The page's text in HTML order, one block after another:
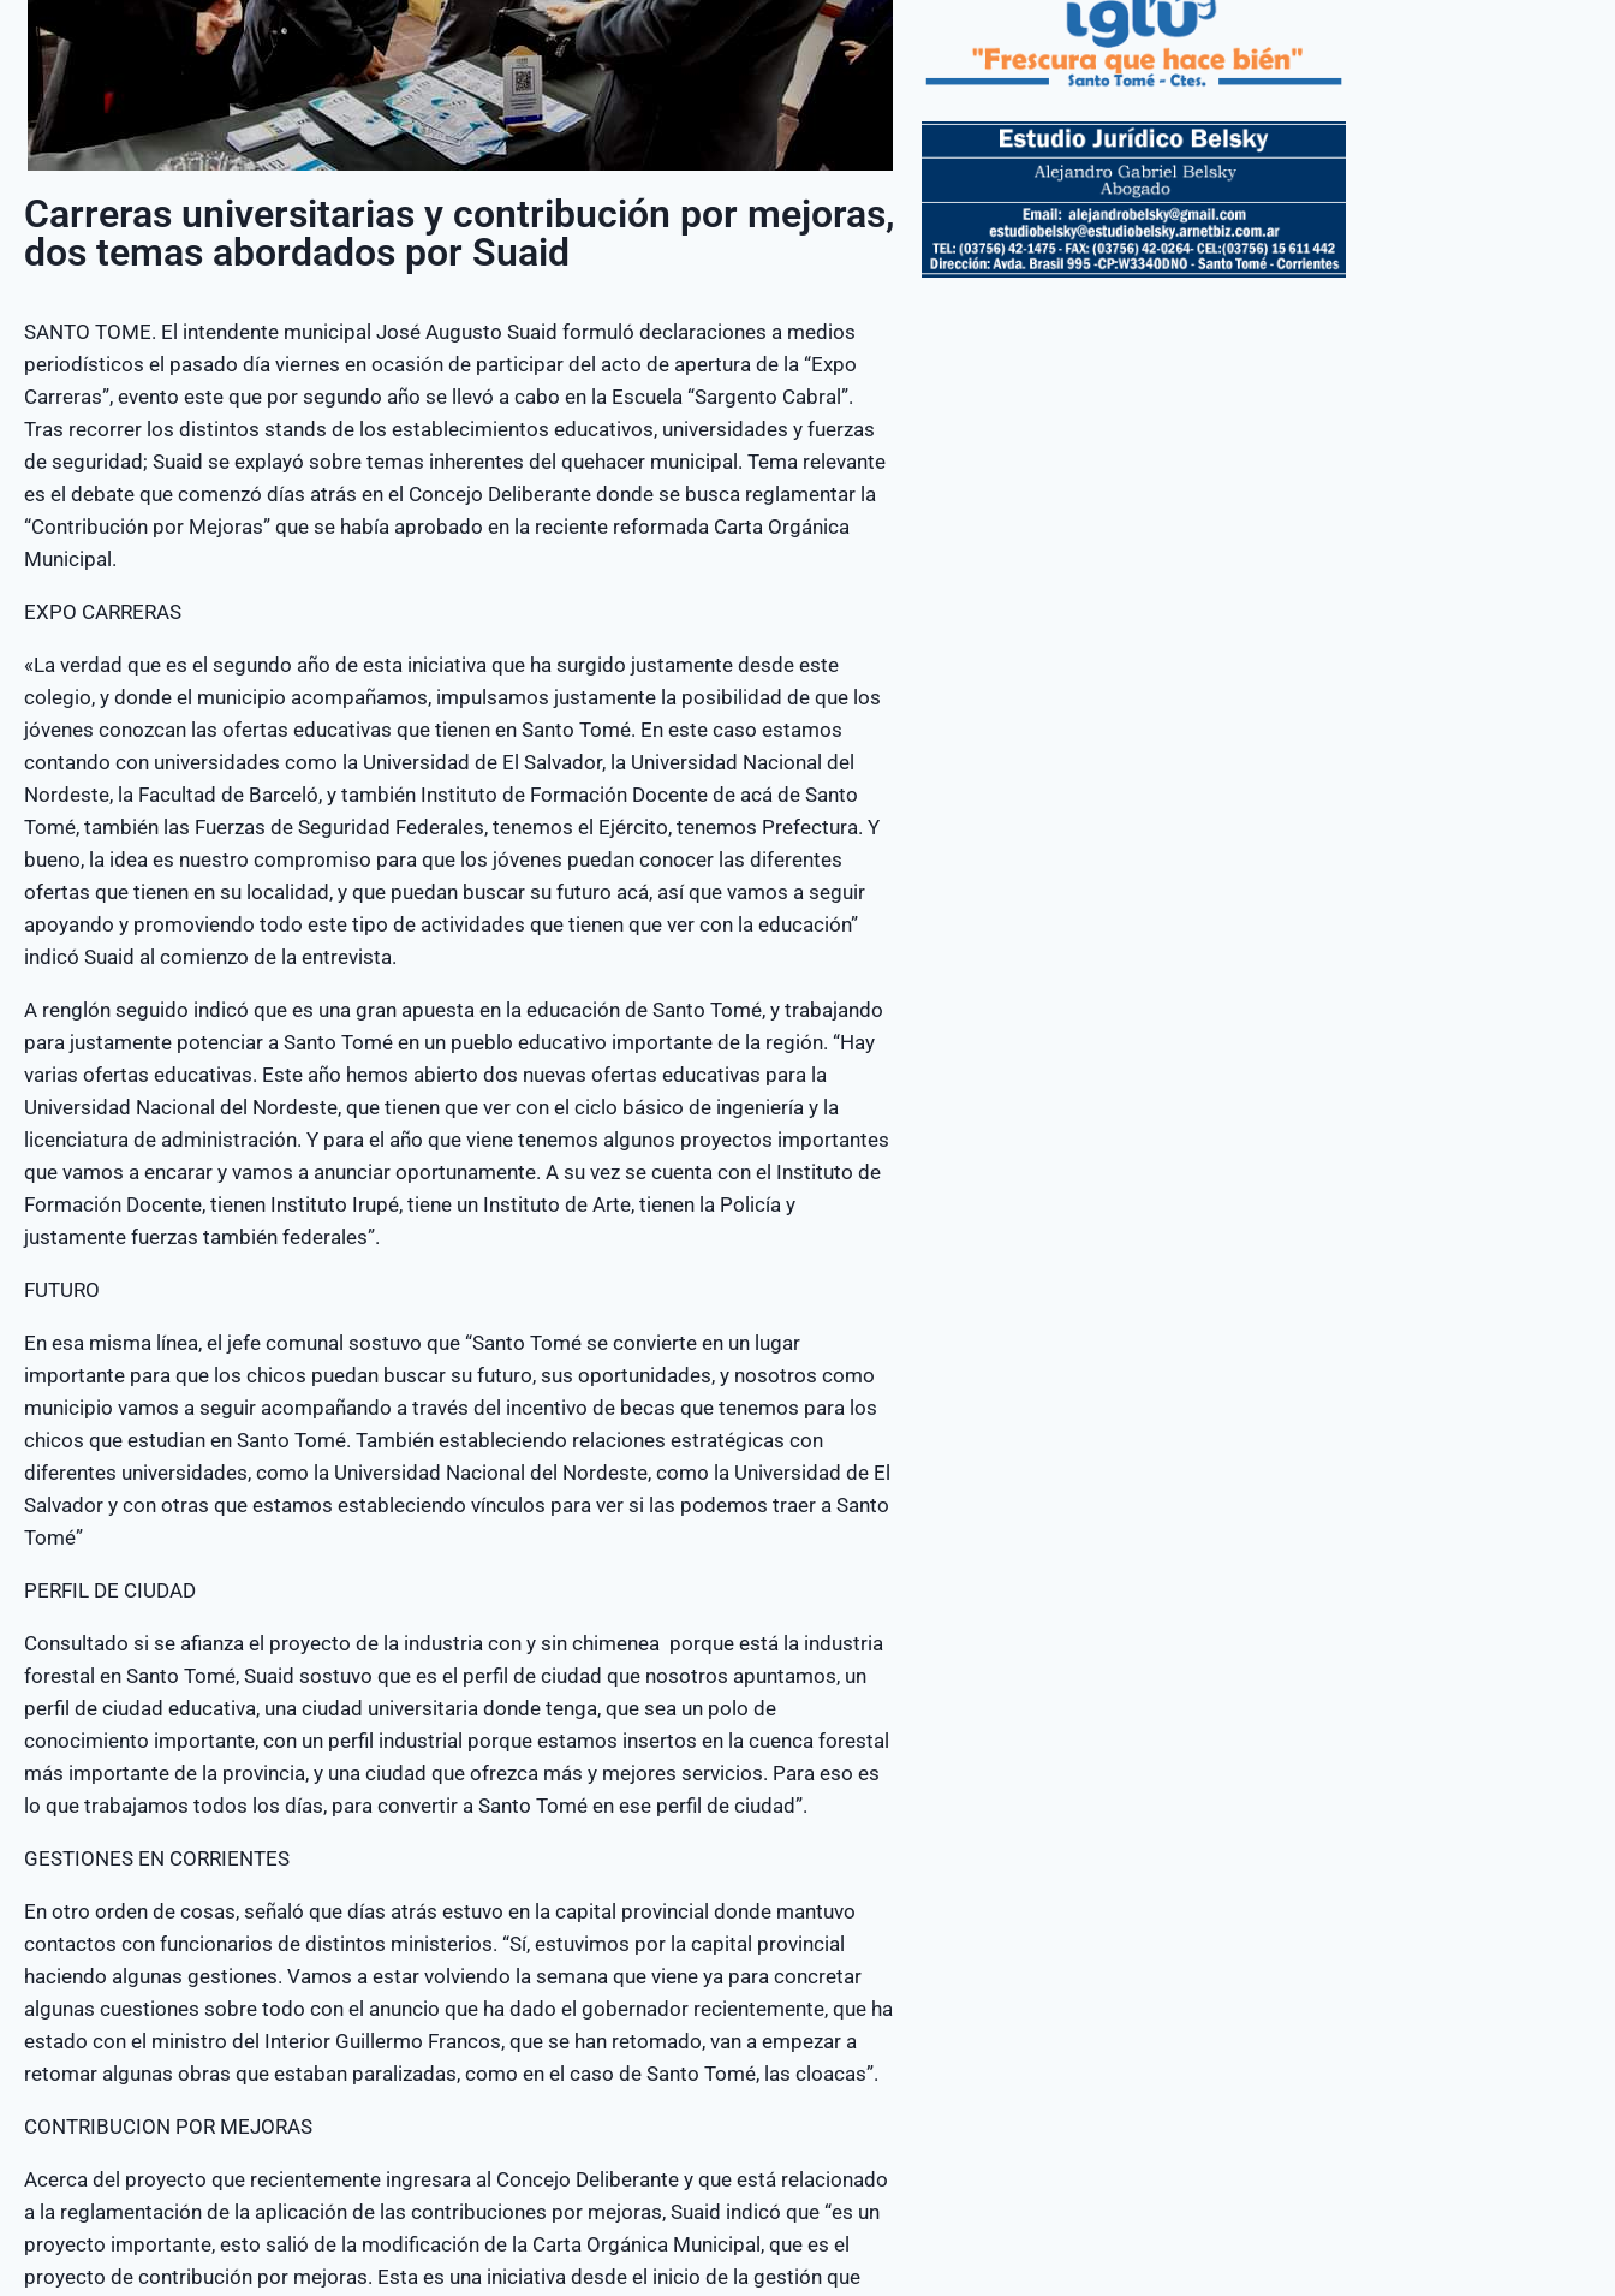
Carreras universitarias y contribución por mejoras,
dos temas abordados por Suaid
SANTO TOME. El intendente municipal José Augusto Suaid formuló declaraciones a medios
periodísticos el pasado día viernes en ocasión de participar del acto de apertura de la “Expo
Carreras”, evento este que por segundo año se llevó a cabo en la Escuela “Sargento Cabral”.
Tras recorrer los distintos stands de los establecimientos educativos, universidades y fuerzas
de seguridad; Suaid se explayó sobre temas inherentes del quehacer municipal. Tema relevante
es el debate que comenzó días atrás en el Concejo Deliberante donde se busca reglamentar la
“Contribución por Mejoras” que se había aprobado en la reciente reformada Carta Orgánica
Municipal.
EXPO CARRERAS
«La verdad que es el segundo año de esta iniciativa que ha surgido justamente desde este
colegio, y donde el municipio acompañamos, impulsamos justamente la posibilidad de que los
jóvenes conozcan las ofertas educativas que tienen en Santo Tomé. En este caso estamos
contando con universidades como la Universidad de El Salvador, la Universidad Nacional del
Nordeste, la Facultad de Barceló, y también Instituto de Formación Docente de acá de Santo
Tomé, también las Fuerzas de Seguridad Federales, tenemos el Ejército, tenemos Prefectura. Y
bueno, la idea es nuestro compromiso para que los jóvenes puedan conocer las diferentes
ofertas que tienen en su localidad, y que puedan buscar su futuro acá, así que vamos a seguir
apoyando y promoviendo todo este tipo de actividades que tienen que ver con la educación”
indicó Suaid al comienzo de la entrevista.
A renglón seguido indicó que es una gran apuesta en la educación de Santo Tomé, y trabajando
para justamente potenciar a Santo Tomé en un pueblo educativo importante de la región. “Hay
varias ofertas educativas. Este año hemos abierto dos nuevas ofertas educativas para la
Universidad Nacional del Nordeste, que tienen que ver con el ciclo básico de ingeniería y la
licenciatura de administración. Y para el año que viene tenemos algunos proyectos importantes
que vamos a encarar y vamos a anunciar oportunamente. A su vez se cuenta con el Instituto de
Formación Docente, tienen Instituto Irupé, tiene un Instituto de Arte, tienen la Policía y
justamente fuerzas también federales”.
FUTURO
En esa misma línea, el jefe comunal sostuvo que “Santo Tomé se convierte en un lugar
importante para que los chicos puedan buscar su futuro, sus oportunidades, y nosotros como
municipio vamos a seguir acompañando a través del incentivo de becas que tenemos para los
chicos que estudian en Santo Tomé. También estableciendo relaciones estratégicas con
diferentes universidades, como la Universidad Nacional del Nordeste, como la Universidad de El
Salvador y con otras que estamos estableciendo vínculos para ver si las podemos traer a Santo
Tomé”
PERFIL DE CIUDAD
Consultado si se afianza el proyecto de la industria con y sin chimenea porque está la industria
forestal en Santo Tomé, Suaid sostuvo que es el perfil de ciudad que nosotros apuntamos, un
perfil de ciudad educativa, una ciudad universitaria donde tenga, que sea un polo de
conocimiento importante, con un perfil industrial porque estamos insertos en la cuenca forestal
más importante de la provincia, y una ciudad que ofrezca más y mejores servicios. Para eso es
lo que trabajamos todos los días, para convertir a Santo Tomé en ese perfil de ciudad”.
GESTIONES EN CORRIENTES
En otro orden de cosas, señaló que días atrás estuvo en la capital provincial donde mantuvo
contactos con funcionarios de distintos ministerios. “Sí, estuvimos por la capital provincial
haciendo algunas gestiones. Vamos a estar volviendo la semana que viene ya para concretar
algunas cuestiones sobre todo con el anuncio que ha dado el gobernador recientemente, que ha
estado con el ministro del Interior Guillermo Francos, que se han retomado, van a empezar a
retomar algunas obras que estaban paralizadas, como en el caso de Santo Tomé, las cloacas”.
CONTRIBUCION POR MEJORAS
Acerca del proyecto que recientemente ingresara al Concejo Deliberante y que está relacionado
a la reglamentación de la aplicación de las contribuciones por mejoras, Suaid indicó que “es un
proyecto importante, esto salió de la modificación de la Carta Orgánica Municipal, que es el
proyecto de contribución por mejoras. Esta es una iniciativa desde el inicio de la gestión que